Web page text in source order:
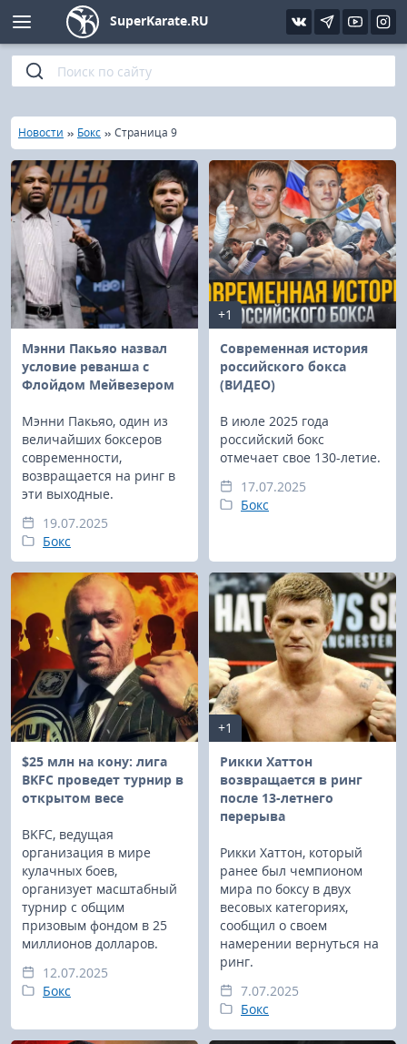
SuperKarate.RU
Главная
»
Новости » Бокс » Страница 9
Мэнни Пакьяо назвал
условие реванша с
Флойдом Мейвезером
Мэнни Пакьяо, один из
величайших боксеров
современности,
возвращается на ринг в
эти выходные.
19.07.2025
Бокс
+1
Современная история
российского бокса
(ВИДЕО)
В июле 2025 года
российский бокс
отмечает свое 130-летие.
17.07.2025
Бокс
$25 млн на кону: лига
BKFC проведет турнир в
открытом весе
BKFC, ведущая
организация в мире
кулачных боев,
организует масштабный
турнир с общим
призовым фондом в 25
миллионов долларов.
12.07.2025
Бокс
+1
Рикки Хаттон
возвращается в ринг
после 13-летнего
перерыва
Рикки Хаттон, который
ранее был чемпионом
мира по боксу в двух
весовых категориях,
сообщил о своем
намерении вернуться на
ринг.
7.07.2025
Бокс
Киокушинкай
Кёкусин (IFK)
Шинкиокушинкай
Кекусин-кан
Кикбоксинг и K-1
Бокс
UFC и MMA
Муай тай
Фото
Видео
Интервью
Статьи
Уроки каратэ
Файлы
Библиотека